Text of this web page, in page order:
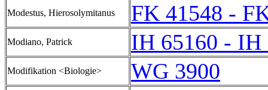
Modestus, Hierosolymitanus FK 41548 -
Modiano, Patrick IH 65160 - IH
Modifikation <Biologie> WG 3900